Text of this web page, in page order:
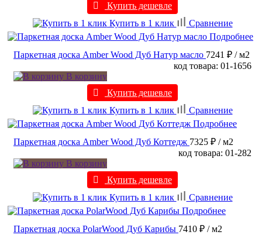
Купить дешевле
Купить в 1 клик
Сравнение
Подробнее
Паркетная доска Amber Wood Дуб Натур масло 7241 ₽ / м2
код товара: 01-1656
В корзину
Купить дешевле
Купить в 1 клик
Сравнение
Подробнее
Паркетная доска Amber Wood Дуб Коттедж 7325 ₽ / м2
код товара: 01-282
В корзину
Купить дешевле
Купить в 1 клик
Сравнение
Подробнее
Паркетная доска PolarWood Дуб Карибы 7410 ₽ / м2